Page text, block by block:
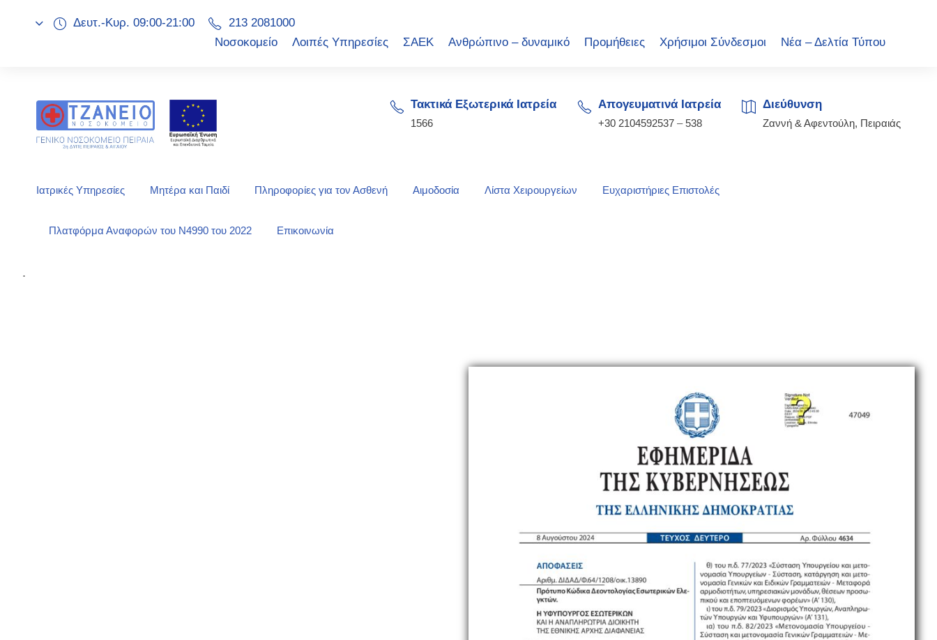
Δευτ.-Κυρ. 09:00-21:00
213 2081000
Νοσοκομείο
Λοιπές Υπηρεσίες ΣΑΕΚ Ανθρώπινο – δυναμικό Προμήθειες Χρήσιμοι Σύνδεσμοι Νέα – Δελτία Τύπου
Τακτικά Εξωτερικά Ιατρεία
1566
Απογευματινά Ιατρεία
+30 2104592537 –538
Διεύθυνση
Ζαννή & Αφεντούλη, Πειραιάς
Ιατρικές Υπηρεσίες Μητέρα και Παιδί Πληροφορίες για τον Ασθενή Αιμοδοσία Λίστα Χειρουργείων Ευχαριστήριες Επιστολές
Πλατφόρμα Αναφορών του Ν4990 του 2022 Επικοινωνία
.